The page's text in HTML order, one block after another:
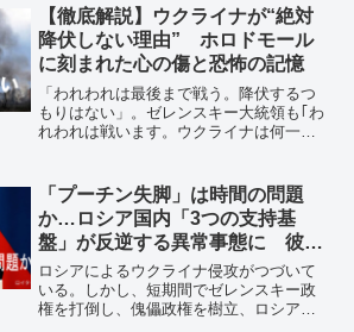
使用に向けた承認申請が行われている。
このワクチンを巡って、接種後に血栓な
どが確認されたケースが報告され、ドイ
ツやフランスなどヨーロッパ各国で予防
的な措置として、一時、接種を見合わせ
るなどの動きが出た。
【徹底解説】ウクライナが“絶対
降伏しない理由” ホロドモール
に刻まれた心の傷と恐怖の記憶
「われわれは最後まで戦う。降伏するつ
もりはない」。ゼレンスキー大統領も｢わ
れわれは戦います。ウクライナは何一つ
続け、マリウポリでは、これまでに約2万
2000人以上が死亡したとされています。
この状況下でも徹底抗戦の構えを崩さな
いウクライナ。その背景にあるとされる
のは、ソ連時代の“飢餓ジェノサイド”。ソ
連時代の忘れがたい悲惨なトラウマの歴
史。めざまし8では、ウクライナが「絶対
に降伏しない理由」を解説しました。
「プーチン失脚」は時間の問題
か…ロシア国内「3つの支持基
盤」が反逆する異常事態に 彼は
自ら「墓穴」を掘ってしまった
ロシアによるウクライナ侵攻がつづいて
いる。しかし、短期間でゼレンスキー政
権を打倒し、傀儡政権を樹立、ロシアの